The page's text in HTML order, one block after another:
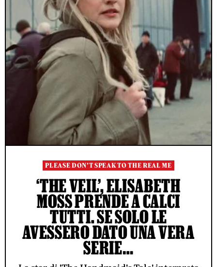
PLEASE DON’T SPEAK TO THE REAL ME
‘THE VEIL’, ELISABETH
MOSS PRENDE A CALCI
TUTTI. SE SOLO LE
AVESSERO DATO UNA VERA
SERIE…